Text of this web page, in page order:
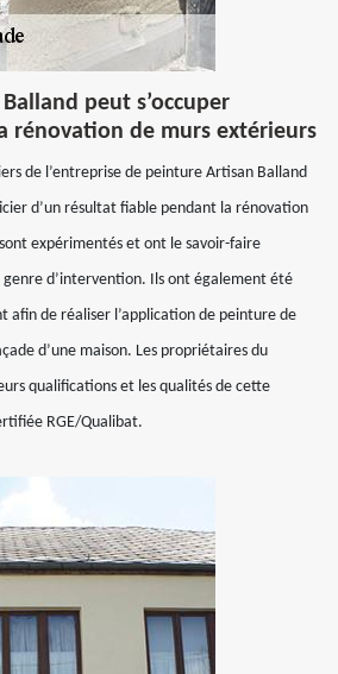
peut s’occuper
rénovation de murs extérieurs
de l’entreprise de peinture Artisan Balland
d’un résultat fiable pendant la rénovation
expérimentés et ont le savoir-faire
genre d’intervention. Ils ont également été
afin de réaliser l’application de peinture de
d’une maison. Les propriétaires du
qualifications et les qualités de cette
RGE/Qualibat.